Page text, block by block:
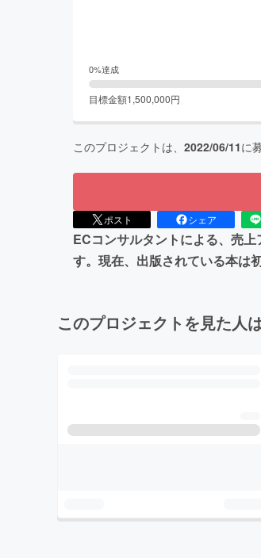
0%達成
目標金額1,500,000円
このプロジェクトは、 2022/06/11に
ポスト シェア
ECコンサルタントによる、売
す。現在、出版されている本は
このプロジェクトを見た人